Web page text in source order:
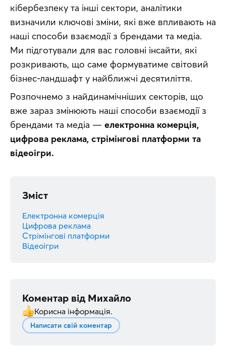
кібербезпеку та інші сектори, аналітики
визначили ключові зміни, які вже впливають на
наші способи взаємодії з брендами та медіа.
Ми підготували для вас головні інсайти, які
розкривають, що саме формуватиме світовий
бізнес-ландшафт у найближчі десятиліття.
Розпочнемо з найдинамічніших секторів, що
вже зараз змінюють наші способи взаємодії з
брендами та медіа — електронна комерція,
цифрова реклама, стрімінгові платформи та
відеоігри.
Зміст
Електронна комерція
Цифрова реклама
Стрімінгові платформи
Відеоігри
Коментар від Михайло
Корисна інформація.
Написати свій коментар